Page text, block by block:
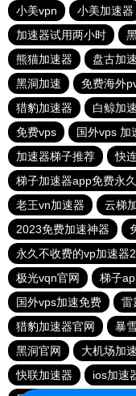
小美vpn
小美加速器
加速器试用两小时
熊猫加速器
盘古加
黑洞加速
免费海外
猎豹加速器
白鲸加
免费vps
国外vps 加
加速器梯子推荐
快
梯子加速器app免费永久
老王vn加速器
云梯
2023免费加速神器
永久不收费的vp加速器
极光vqn官网
梯子
国外vps加速免费
雷
猎豹加速器官网
暴
黑洞官网
大机场加
快联加速器
ios加速